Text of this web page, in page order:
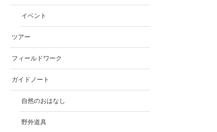
イベント
ツアー
フィールドワーク
ガイドノート
自然のおはなし
野外道具